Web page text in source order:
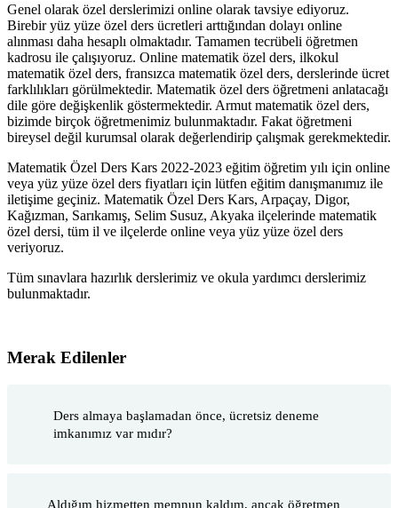
Genel olarak özel derslerimizi online olarak tavsiye ediyoruz.
Birebir yüz yüze özel ders ücretleri arttığından dolayı online
alınması daha hesaplı olmaktadır. Tamamen tecrübeli öğretmen
kadrosu ile çalışıyoruz. Online matematik özel ders, ilkokul
matematik özel ders, fransızca matematik özel ders, derslerinde ücret
farklılıkları görülmektedir. Matematik özel ders öğretmeni anlatacağı
dile göre değişkenlik göstermektedir. Armut matematik özel ders,
bizimde birçok öğretmenimiz bulunmaktadır. Fakat öğretmeni
bireysel değil kurumsal olarak değerlendirip çalışmak gerekmektedir.
Matematik Özel Ders Kars 2022-2023 eğitim öğretim yılı için online
veya yüz yüze özel ders fiyatları için lütfen eğitim danışmanımız ile
iletişime geçiniz. Matematik Özel Ders Kars, Arpaçay, Digor,
Kağızman, Sarıkamış, Selim Susuz, Akyaka ilçelerinde matematik
özel dersi, tüm il ve ilçelerde online veya yüz yüze özel ders
veriyoruz.
Tüm sınavlara hazırlık derslerimiz ve okula yardımcı derslerimiz
bulunmaktadır.
Merak Edilenler
Ders almaya başlamadan önce, ücretsiz deneme
imkanımız var mıdır?
Aldığım hizmetten memnun kaldım, ancak öğretmen